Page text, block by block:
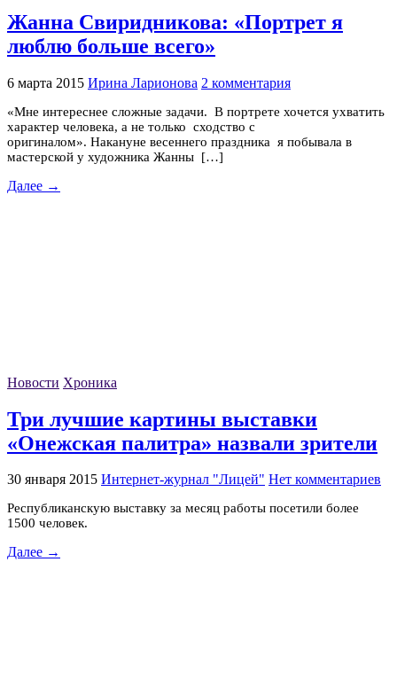
Жанна Свиридникова: «Портрет я
люблю больше всего»
6 марта 2015 Ирина Ларионова 2 комментария
«Мне интереснее сложные задачи. В портрете хочется ухватить
характер человека, а не только сходство с
оригиналом». Накануне весеннего праздника я побывала в
мастерской у художника Жанны […]
Далее →
Новости Хроника
Три лучшие картины выставки
«Онежская палитра» назвали зрители
30 января 2015 Интернет-журнал "Лицей" Нет комментариев
Республиканскую выставку за месяц работы посетили более
1500 человек.
Далее →